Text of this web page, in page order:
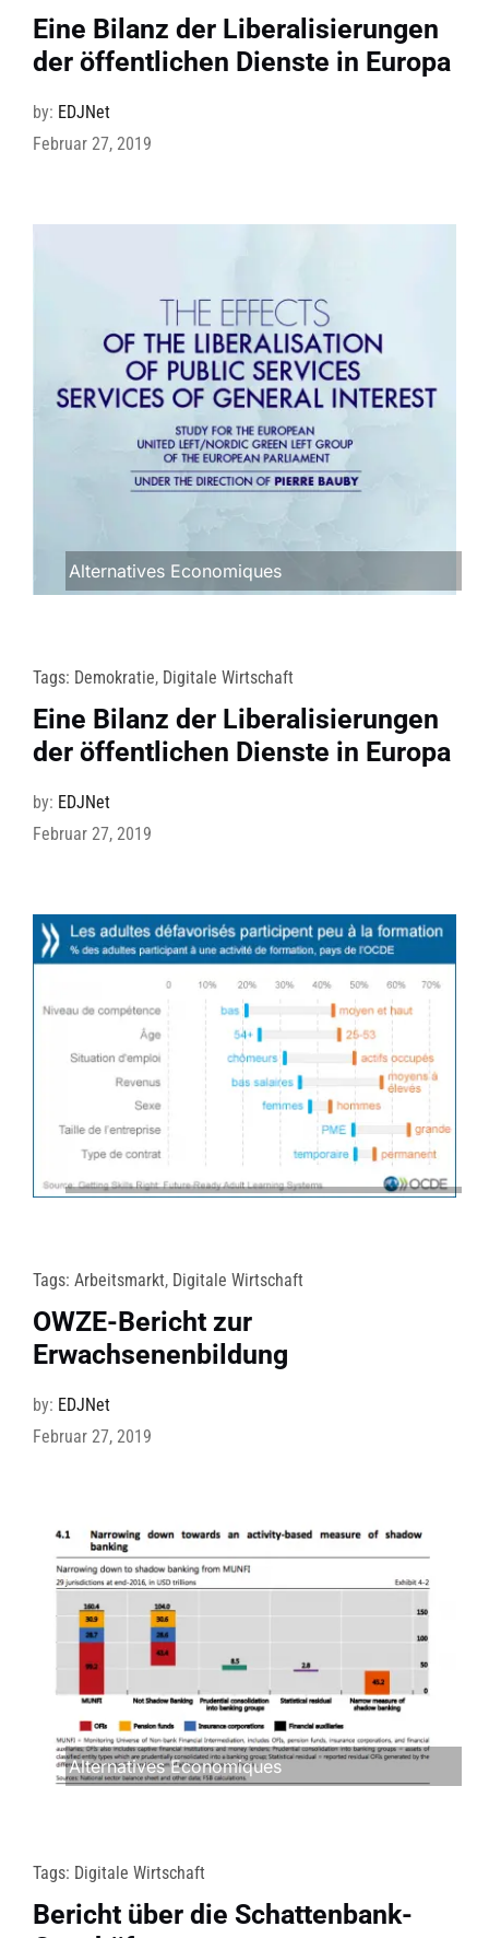
Eine Bilanz der Liberalisierungen
der öffentlichen Dienste in Europa
by: EDJNet
Februar 27, 2019
Alternatives Economiques
Tags: Demokratie, Digitale Wirtschaft
Eine Bilanz der Liberalisierungen
der öffentlichen Dienste in Europa
by: EDJNet
Februar 27, 2019
Tags: Arbeitsmarkt, Digitale Wirtschaft
OWZE-Bericht zur
Erwachsenenbildung
by: EDJNet
Februar 27, 2019
Alternatives Economiques
Tags: Digitale Wirtschaft
Bericht über die Schattenbank-